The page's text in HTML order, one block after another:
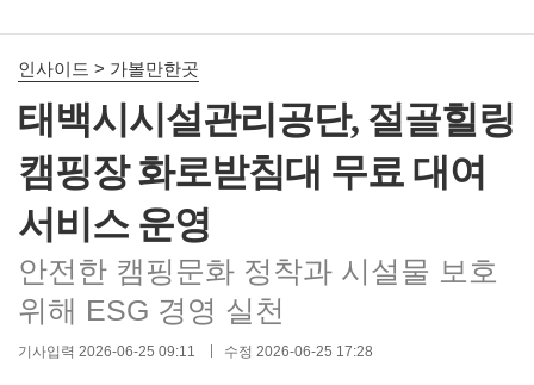
인사이드 > 가볼만한곳
태백시시설관리공단, 절골힐링
캠핑장 화로받침대 무료 대여
서비스 운영
안전한 캠핑문화 정착과 시설물 보호
위해 ESG 경영 실천
기사입력 2026-06-25 09:11 수정 2026-06-25 17:28